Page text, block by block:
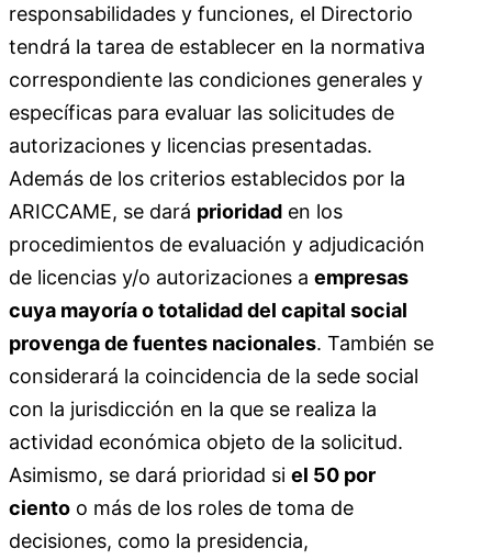
responsabilidades y funciones, el Directorio
tendrá la tarea de establecer en la normativa
correspondiente las condiciones generales y
específicas para evaluar las solicitudes de
autorizaciones y licencias presentadas.
Además de los criterios establecidos por la
ARICCAME, se dará prioridad en los
procedimientos de evaluación y adjudicación
de licencias y/o autorizaciones a empresas
cuya mayoría o totalidad del capital social
provenga de fuentes nacionales. También se
considerará la coincidencia de la sede social
con la jurisdicción en la que se realiza la
actividad económica objeto de la solicitud.
Asimismo, se dará prioridad si el 50 por
ciento o más de los roles de toma de
decisiones, como la presidencia,